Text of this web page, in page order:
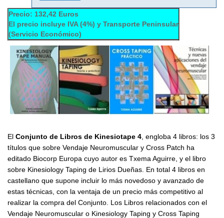
Precio: 132,42 Euros
El precio incluye IVA (4%) y Transporte Peninsular
(Servicio Económico)
El Conjunto de Libros de Kinesiotape 4 , engloba 4 libros: los 3
títulos que sobre Vendaje Neuromuscular y Cross Patch ha
editado Biocorp Europa cuyo autor es Txema Aguirre, y el libro
sobre Kinesiology Taping de Lirios Dueñas. En total 4 libros en
castellano que supone incluir lo más novedoso y avanzado de
estas técnicas, con la ventaja de un precio más competitivo al
realizar la compra del Conjunto. Los Libros relacionados con el
Vendaje Neuromuscular o Kinesiology Taping y Cross Taping